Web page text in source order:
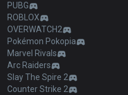
PUBG
ROBLOX
OVERWATCH2
Pokémon Pokopia
Marvel Rivals
Arc Raiders
Slay The Spire 2
Counter Strike 2